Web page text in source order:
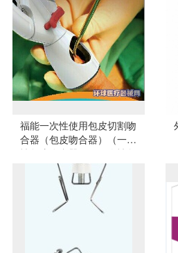
福能一次性使用包皮切割吻
合器（包皮吻合器）（一次
性包皮吻合器）（一次性包
皮环切吻合器）（割包皮手
术器械）